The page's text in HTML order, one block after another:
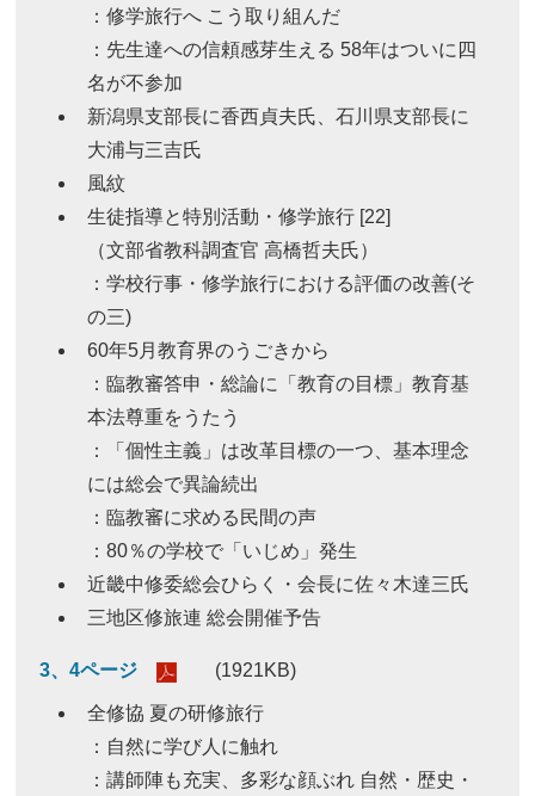
：修学旅行へ こう取り組んだ
：先生達への信頼感芽生える 58年はついに四
名が不参加
新潟県支部長に香西貞夫氏、石川県支部長に
大浦与三吉氏
風紋
生徒指導と特別活動・修学旅行 [22]
（文部省教科調査官 高橋哲夫氏）
：学校行事・修学旅行における評価の改善(そ
の三)
60年5月教育界のうごきから
：臨教審答申・総論に「教育の目標」教育基
本法尊重をうたう
：「個性主義」は改革目標の一つ、基本理念
には総会で異論続出
：臨教審に求める民間の声
：80％の学校で「いじめ」発生
近畿中修委総会ひらく・会長に佐々木達三氏
三地区修旅連 総会開催予告
3、4ページ (1921KB)
全修協 夏の研修旅行
：自然に学び人に触れ
：講師陣も充実、多彩な顔ぶれ 自然・歴史・